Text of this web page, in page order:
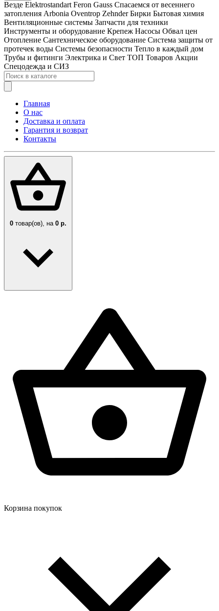
Везде Elektrostandart Feron Gauss Спасаемся от весеннего
затопления Arbonia Oventrop Zehnder Бирки Бытовая химия
Вентиляционные системы Запчасти для техники
Инструменты и оборудование Крепеж Насосы Обвал цен
Отопление Сантехническое оборудование Система защиты от
протечек воды Системы безопасности Тепло в каждый дом
Трубы и фитинги Электрика и Свет ТОП Товаров Акции
Спецодежда и СИЗ
Главная
О нас
Доставка и оплата
Гарантия и возврат
Контакты
0 товар(ов), на 0 р.
Корзина покупок